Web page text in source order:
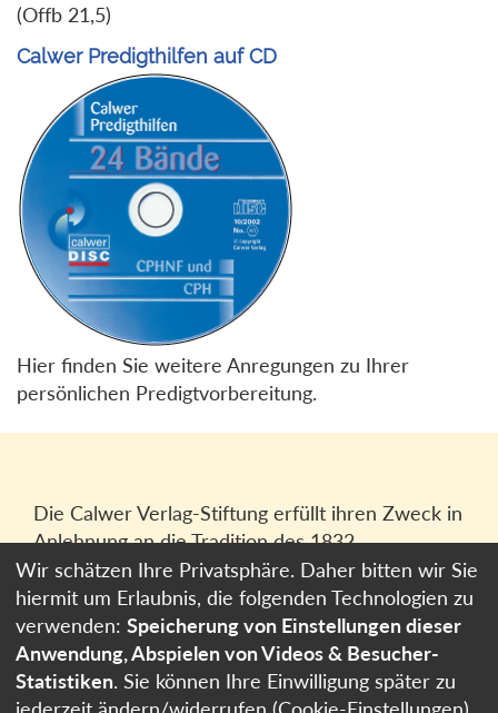
(Offb 21,5)
Calwer Predigthilfen auf CD
Hier finden Sie weitere Anregungen zu Ihrer
persönlichen Predigtvorbereitung.
Die Calwer Verlag-Stiftung erfüllt ihren Zweck in
Anlehnung an die Tradition des 1832
gegründeten Calwer Verlagsvereins, der
heutigen Calwer Verlag Bücher und Medien
GmbHin Stuttgart.
Impressum
Datenschutzerklärung
Wir schätzen Ihre Privatsphäre. Daher bitten wir Sie
hiermit um Erlaubnis, die folgenden Technologien zu
verwenden: Speicherung von Einstellungen dieser
Anwendung, Abspielen von Videos & Besucher-
Statistiken. Sie können Ihre Einwilligung später zu